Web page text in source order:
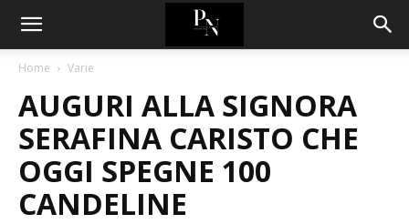
Home Varie
AUGURI ALLA SIGNORA
SERAFINA CARISTO CHE
OGGI SPEGNE 100
CANDELINE